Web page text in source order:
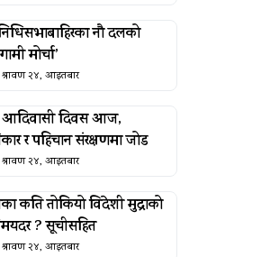
नौ दलको
मोर्चा’
२४, आइतबार
आदिवासी दिवस आज,
र पहिचान संरक्षणमा जोड
२४, आइतबार
कति तोकियो विदेशी मुद्राको
? सूचीसहित
२४, आइतबार